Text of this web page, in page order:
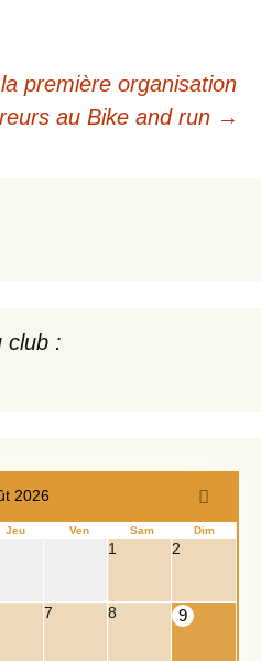
première organisation
au Bike and run →
club :
2026
Jeu Ven Sam Dim
1 2
7 8 9